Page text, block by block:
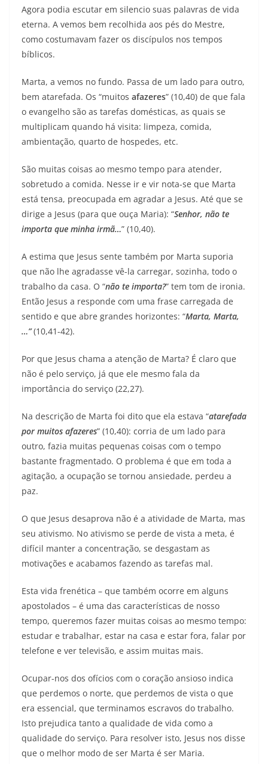
Agora podia escutar em silencio suas palavras de vida
eterna. A vemos bem recolhida aos pés do Mestre,
como costumavam fazer os discípulos nos tempos
bíblicos.
Marta, a vemos no fundo. Passa de um lado para outro,
bem atarefada. Os “muitos afazeres” (10,40) de que fala
o evangelho são as tarefas domésticas, as quais se
multiplicam quando há visita: limpeza, comida,
ambientação, quarto de hospedes, etc.
São muitas coisas ao mesmo tempo para atender,
sobretudo a comida. Nesse ir e vir nota-se que Marta
está tensa, preocupada em agradar a Jesus. Até que se
dirige a Jesus (para que ouça Maria): “Senhor, não te
importa que minha irmã…” (10,40).
A estima que Jesus sente também por Marta suporia
que não lhe agradasse vê-la carregar, sozinha, todo o
trabalho da casa. O “não te importa?” tem tom de ironia.
Então Jesus a responde com uma frase carregada de
sentido e que abre grandes horizontes: “Marta, Marta,
…”(10,41-42).
Por que Jesus chama a atenção de Marta? É claro que
não é pelo serviço, já que ele mesmo fala da
importância do serviço (22,27).
Na descrição de Marta foi dito que ela estava “atarefada
por muitos afazeres” (10,40): corria de um lado para
outro, fazia muitas pequenas coisas com o tempo
bastante fragmentado. O problema é que em toda a
agitação, a ocupação se tornou ansiedade, perdeu a
paz.
O que Jesus desaprova não é a atividade de Marta, mas
seu ativismo. No ativismo se perde de vista a meta, é
difícil manter a concentração, se desgastam as
motivações e acabamos fazendo as tarefas mal.
Esta vida frenética – que também ocorre em alguns
apostolados – é uma das características de nosso
tempo, queremos fazer muitas coisas ao mesmo tempo:
estudar e trabalhar, estar na casa e estar fora, falar por
telefone e ver televisão, e assim muitas mais.
Ocupar-nos dos ofícios com o coração ansioso indica
que perdemos o norte, que perdemos de vista o que
era essencial, que terminamos escravos do trabalho.
Isto prejudica tanto a qualidade de vida como a
qualidade do serviço. Para resolver isto, Jesus nos disse
que o melhor modo de ser Marta é ser Maria.